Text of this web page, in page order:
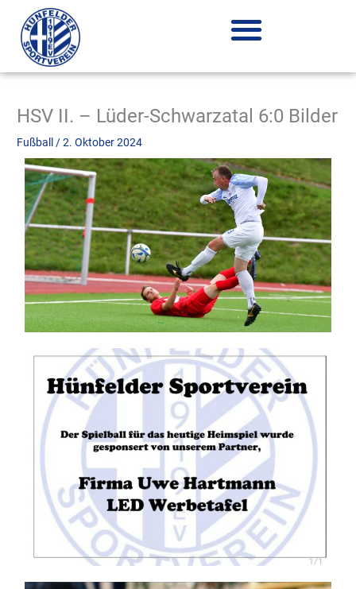
Inhalt
springen
HSV II. – Lüder-Schwarzatal 6:0 Bilder
Fußball /2. Oktober 2024